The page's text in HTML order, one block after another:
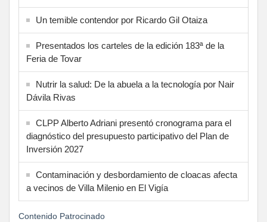
Un temible contendor por Ricardo Gil Otaiza
Presentados los carteles de la edición 183ª de la
Feria de Tovar
Nutrir la salud: De la abuela a la tecnología por Nair
Dávila Rivas
CLPP Alberto Adriani presentó cronograma para el
diagnóstico del presupuesto participativo del Plan de
Inversión 2027
Contaminación y desbordamiento de cloacas afecta
a vecinos de Villa Milenio en El Vigía
Contenido Patrocinado